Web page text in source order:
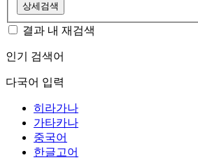
상세검색
결과 내 재검색
인기 검색어
다국어 입력
히라가나
가타카나
중국어
한글고어